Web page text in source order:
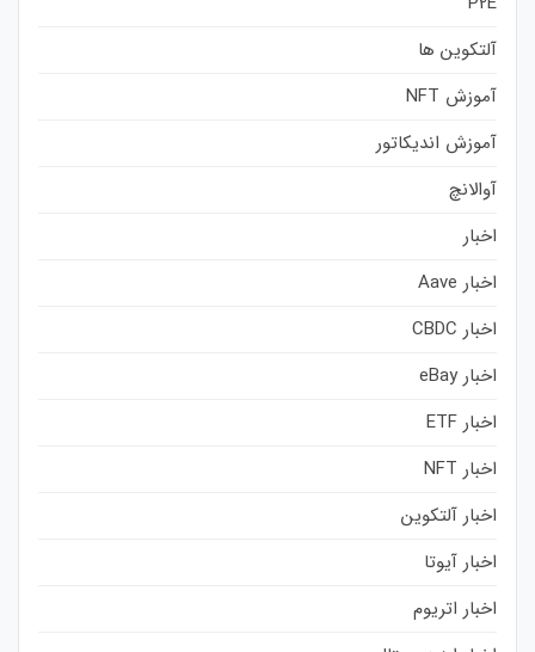
آلتکوین ها
آموزش NFT
آموزش اندیکاتور
آوالانچ
اخبار
اخبار Aave
اخبار CBDC
اخبار eBay
اخبار ETF
اخبار NFT
اخبار آلتکوین
اخبار آیوتا
اخبار اتریوم